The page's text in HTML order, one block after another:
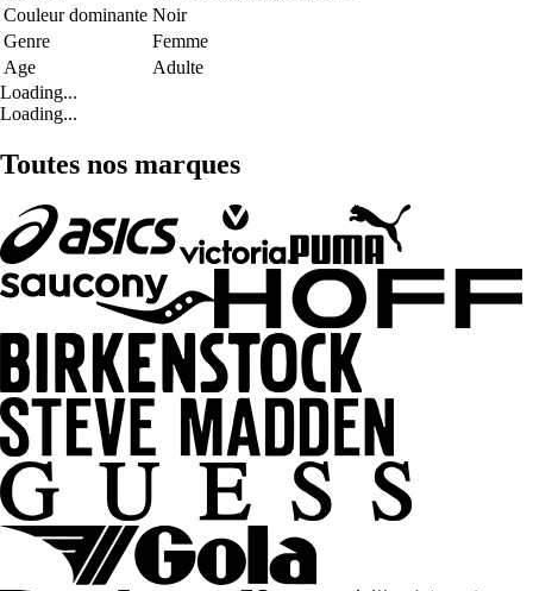
Couleur dominante Noir
Genre
Femme
Age
Adulte
Loading...
Loading...
Toutes nos marques